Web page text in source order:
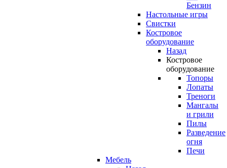
Бензин
Настольные игры
Свистки
Костровое
оборудование
Назад
Костровое
оборудование
Топоры
Лопаты
Треноги
Мангалы
и грили
Пилы
Разведение
огня
Печи
Мебель